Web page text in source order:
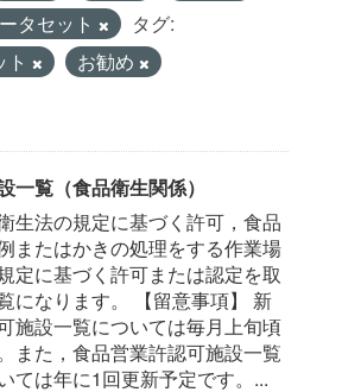
タセット
タグ:
お勧め
一覧（食品衛生関係）
生法の規定に基づく許可，食品
またはかきの処理をする作業場
定に基づく許可または認定を取
になります。 【留意事項】 新
施設一覧については毎月上旬頃
また，食品営業許認可施設一覧
ては年に1回更新予定です。...